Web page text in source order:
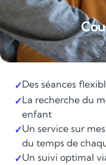
✓Des séances
✓La recherche du
enfant
✓Un service sur
du temps de
✓Un suivi optimal